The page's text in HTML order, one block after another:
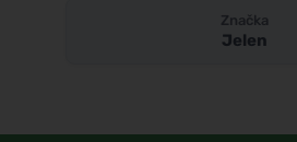
Značka
Jelen